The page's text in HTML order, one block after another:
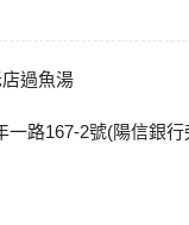
過魚湯
一路167-2號(陽信銀行